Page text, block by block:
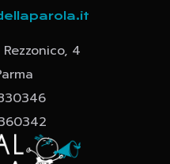
4